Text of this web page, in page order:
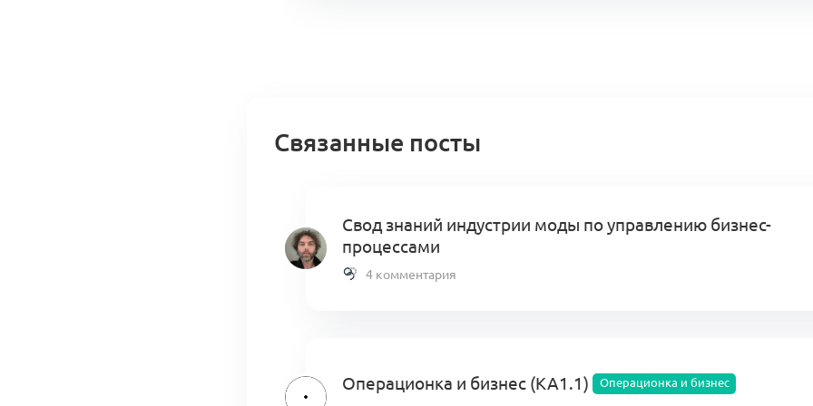
Связанные посты
Свод знаний индустрии моды по управлению бизнес-
процессами
4 комментария
Операционка и бизнес (КА1.1) Операционка и бизнес